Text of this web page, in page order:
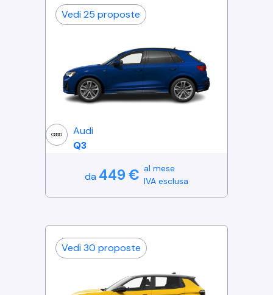
Vedi 25 proposte
Audi
Q3
da 449€ al mese
IVA esclusa
Vedi 30 proposte